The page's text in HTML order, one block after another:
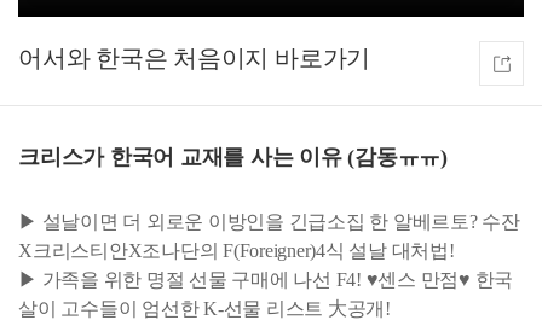
어서와 한국은 처음이지
크리스가 한국어 교재를 사는 이유 (감동ㅠㅠ)
▶ 설날이면 더 외로운 이방인을 긴급소집 한 알베르토? 수잔
X크리스티안X조나단의 F(Foreigner)4식 설날 대처법!
▶ 가족을 위한 명절 선물 구매에 나선 F4! ♥센스 만점♥ 한국
살이 고수들이 엄선한 K-선물 리스트 大공개!